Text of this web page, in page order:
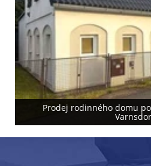
Prodej rodinného domu